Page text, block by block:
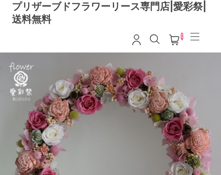
プリザーブドフラワーリース専門店|愛彩祭|
送料無料
0